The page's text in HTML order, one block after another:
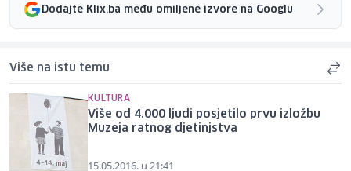
Dodajte Klix.ba među omiljene izvore na Googlu
Više na istu temu
KULTURA
Više od 4.000 ljudi posjetilo prvu izložbu
Muzeja ratnog djetinjstva
15.05.2016. u 21:41